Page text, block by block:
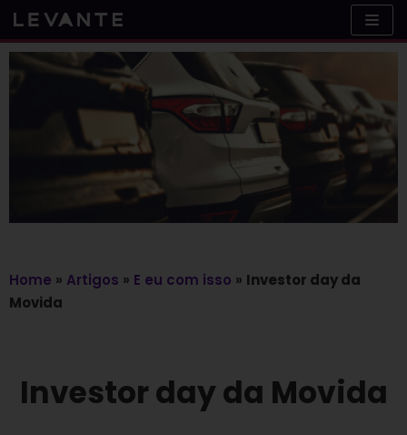
Skip
to
content
Home » Artigos » E eu com isso » Investor day da
Movida
Investor day da Movida